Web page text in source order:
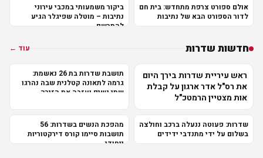
אולם ספורט צרפת מתחדש: בית חם
לדור הספורט הבא של נתיבות
ביקור משמעותי במכבי עירוני
נתיבות – מוטלה שפיגלר הגיע
להתרשם
חדשות שדרות עוד ←
ראש עיריית שדרות בירך היום
את רס"ל אדר ארגון על קבלת
אות מצטיין הרמטכ"ל
תושבת שדרות בת 26 נאשמת:
גרמה לתאונה קטלנית שבה נהרגו
שתי נשים ועזבה את הזירה
שדרות: פעוטה ננעלה ברכב וחולצה
בשלום על ידי מתנדבי ידידים
מהפכת הנשים בשדרות: 56
תושבות סיימו קורס דירקטוריות
ייחודי